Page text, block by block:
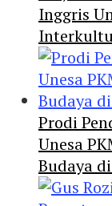
Inggris
Prodi
Unesa
Budaya